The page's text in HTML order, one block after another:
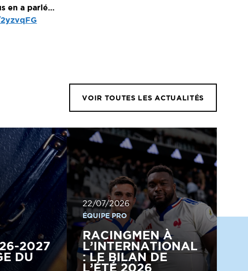
en a parlé…
VOIR TOUTES LES ACTUALITÉS
2027
DU
22/07/2026
ÉQUIPE PRO
RACINGMEN À
L’INTERNATIONAL
: LE BILAN DE
L’ÉTÉ 2026